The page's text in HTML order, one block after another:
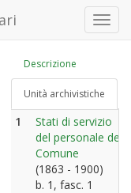
Descrizione
Unità archivistiche
1
Stati di servizio
del personale del
Comune
(1863 - 1900)
b. 1, fasc. 1